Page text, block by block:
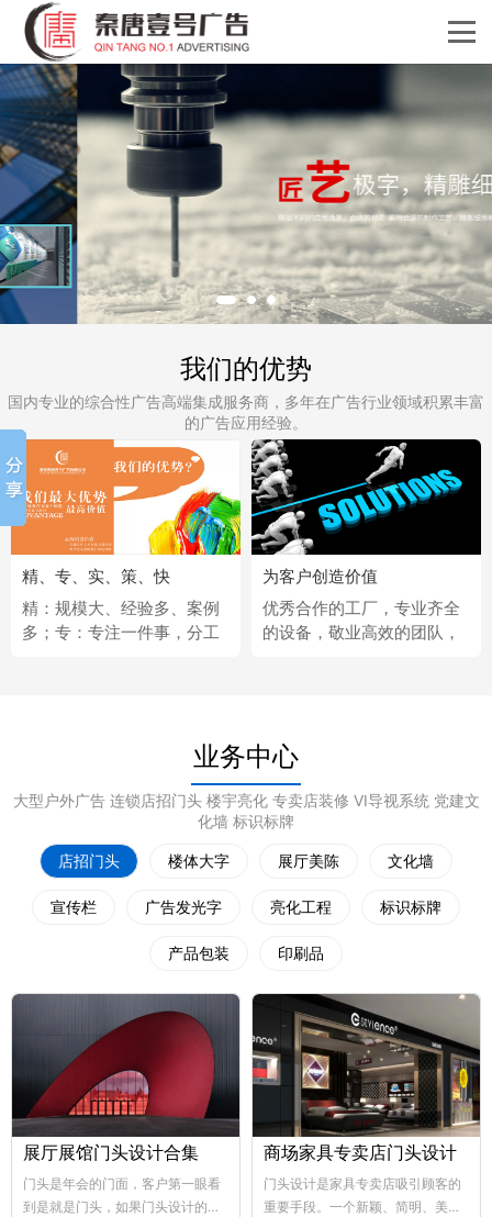
我们的优势
国内专业的综合性广告高端集成服务商，多年在广告行业领域积累丰富
的广告应用经验。
精、专、实、策、快
精：规模大、经验多、案例
多；专：专注一件事，分工
为客户创造价值
优秀合作的工厂，专业齐全
的设备，敬业高效的团队，
业务中心
大型户外广告 连锁店招门头 楼宇亮化 专卖店装修 VI导视系统 党建文
化墙 标识标牌
店招门头 楼体大字 展厅美陈 文化墙
宣传栏 广告发光字 亮化工程 标识标牌
产品包装 印刷品
展厅展馆门头设计合集
门头是年会的门面，客户第一眼看
到是就是门头，如果门头设计的比
商场家具专卖店门头设计
门头设计是家具专卖店吸引顾客的
重要手段。一个新颖、简明、美观